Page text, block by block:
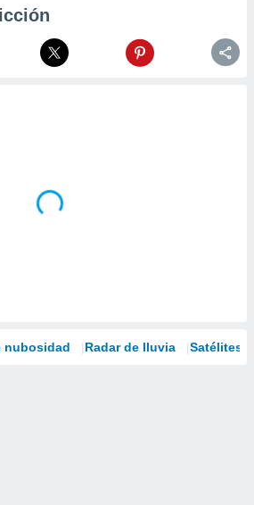
nubosidad Radar de lluvia Satélites